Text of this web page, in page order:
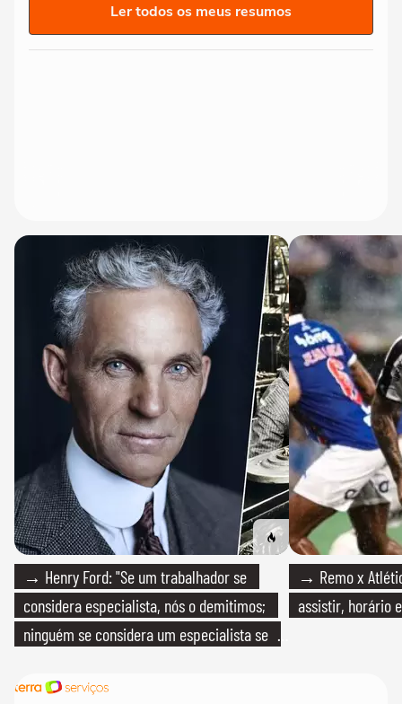
Ler todos os meus resumos
→ Henry Ford: "Se um trabalhador se
considera especialista, nós o demitimos;
ninguém se considera um especialista se
→ Remo x
assistir, horário